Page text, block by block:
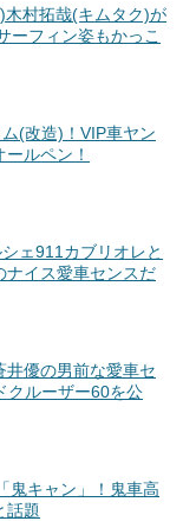
村拓哉(キムタク)が
ーフィン姿もかっこ
(改造)！VIP車ヤン
ルペン！
ェ911カブリオレと
ナイス愛車センスだ
井優の男前な愛車セ
クルーザー60を公
鬼キャン」！鬼車高
話題